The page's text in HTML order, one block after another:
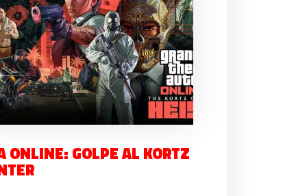
ONLINE: GOLPE AL KORTZ